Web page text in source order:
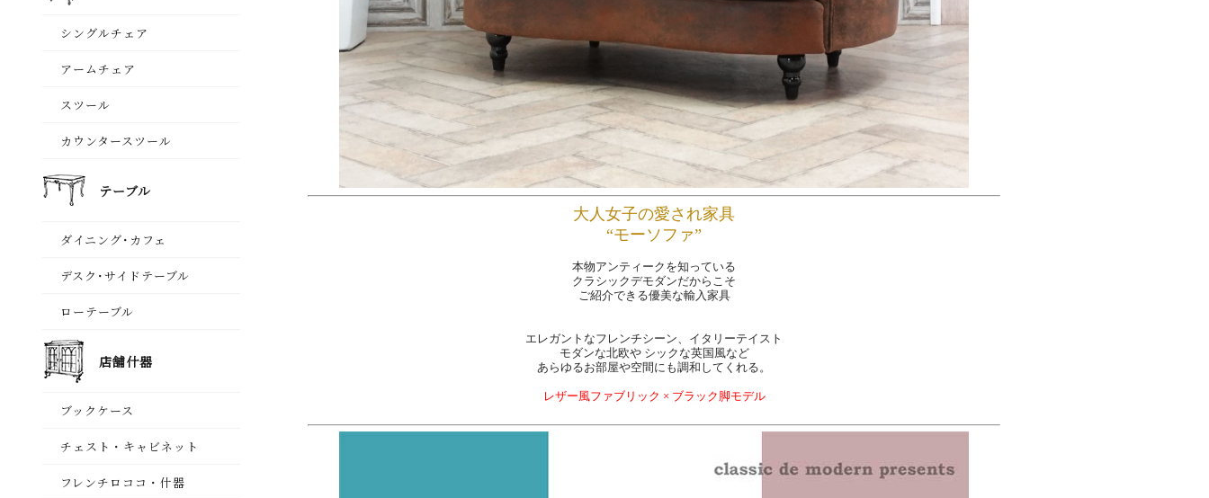
大人女子の愛され家具
“モーソファ”
本物アンティークを知っている
クラシックデモダンだからこそ
ご紹介できる優美な輸入家具
エレガントなフレンチシーン、イタリーテイスト
モダンな北欧や シックな英国風など
あらゆるお部屋や空間にも調和してくれる。
レザー風ファブリック × ブラック脚モデル